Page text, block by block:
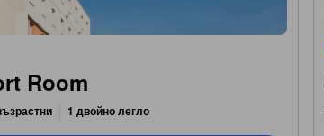
Room
1 двойно легло